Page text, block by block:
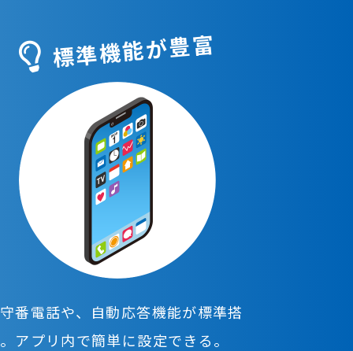
標準機能が豊富
番電話や、自動応答機能が標準搭
アプリ内で簡単に設定できる。